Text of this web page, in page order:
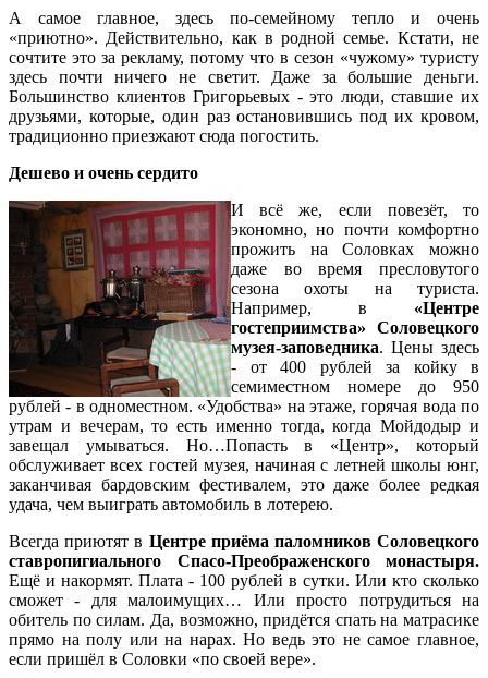
А самое главное, здесь по-семейному тепло и очень
«приютно». Действительно, как в родной семье. Кстати, не
сочтите это за рекламу, потому что в сезон «чужому» туристу
здесь почти ничего не светит. Даже за большие деньги.
Большинство клиентов Григорьевых - это люди, ставшие их
друзьями, которые, один раз остановившись под их кровом,
традиционно приезжают сюда погостить.
Дешево и очень сердито
И всё же, если повезёт, то
экономно, но почти комфортно
прожить на Соловках можно
даже во время пресловутого
сезона охоты на туриста.
Например, в «Центре
гостеприимства» Соловецкого
музея-заповедника. Цены здесь
- от 400 рублей за койку в
семиместном номере до 950
рублей - в одноместном. «Удобства» на этаже, горячая вода по
утрам и вечерам, то есть именно тогда, когда Мойдодыр и
завещал умываться. Но…Попасть в «Центр», который
обслуживает всех гостей музея, начиная с летней школы юнг,
заканчивая бардовским фестивалем, это даже более редкая
удача, чем выиграть автомобиль в лотерею.
Всегда приютят в Центре приёма паломников Соловецкого
ставропигиального Спасо-Преображенского монастыря.
Ещё и накормят. Плата - 100 рублей в сутки. Или кто сколько
сможет - для малоимущих… Или просто потрудиться на
обитель по силам. Да, возможно, придётся спать на матрасике
прямо на полу или на нарах. Но ведь это не самое главное,
если пришёл в Соловки «по своей вере».